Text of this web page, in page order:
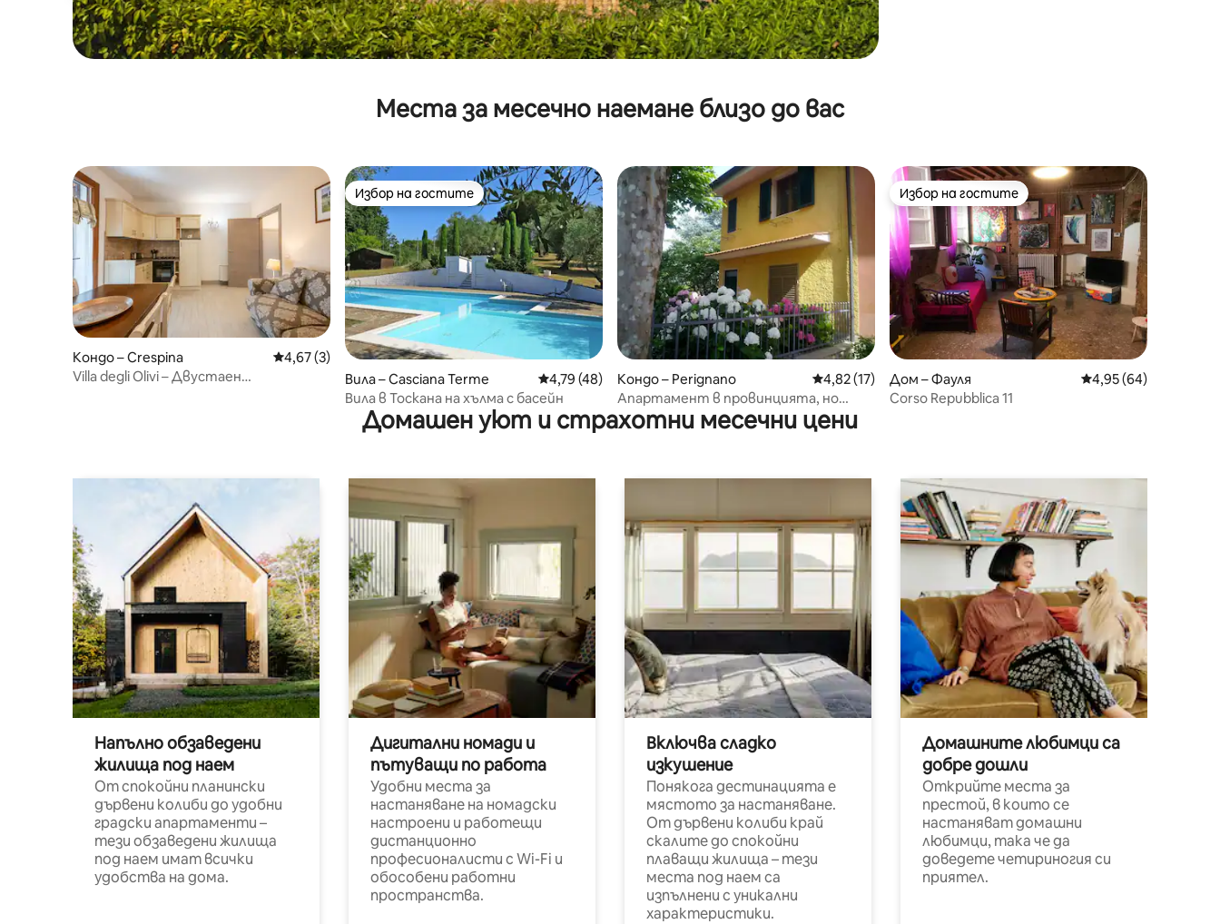
Места за месечно наемане близо до вас
Кондо – Crespina Средна оценка: 4,67 от 5, 3 отзива
4,67 (3)
Villa degli Olivi – Двустаен
Избор на гостите
Избор на гостите
Вила – Casciana Terme Средна оценка: 4,79 от 5, 48 отзива
4,79 (48)
Вила в Тоскана на хълма с басейн
Кондо – Perignano Средна оценка: 4,82 от 5, 17 отзива
4,82 (17)
Апартамент в провинцията, но
близо до морето
Избор на гостите
Избор на гостите
Дом – Фауля Средна оценка:
4,95 (64)
Corso Repubblica 11
Домашен уют и страхотни месечни цени
Напълно обзаведени
жилища под наем
От спокойни планински
дървени колиби до удобни
градски апартаменти –
тези обзаведени жилища
под наем имат всички
удобства на дома.
Дигитални номади и
пътуващи по работа
Удобни места за
настаняване на номадски
настроени и работещи
дистанционно
професионалисти с Wi-Fi и
обособени работни
пространства.
Включва сладко
изкушение
Понякога дестинацията е
мястото за настаняване.
От дървени колиби край
скалите до спокойни
плаващи жилища – тези
места под наем са
изпълнени с уникални
характеристики.
Домашните любимци са
добре дошли
Открийте места за
престой, в които се
настаняват домашни
любимци, така че да
доведете четириногия си
приятел.